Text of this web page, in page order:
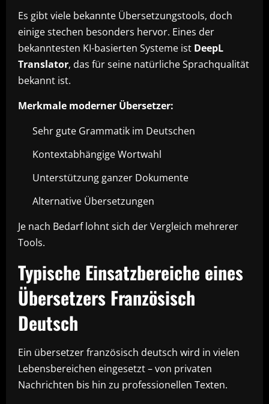
Es gibt viele bekannte Übersetzungstools, doch
einige stechen besonders hervor. Eines der
bekanntesten KI-basierten Systeme ist DeepL
Translator, das für seine natürliche Sprachqualität
bekannt ist.
Merkmale moderner Übersetzer:
Sehr gute Grammatik im Deutschen
Kontextabhängige Wortwahl
Unterstützung ganzer Dokumente
Alternative Übersetzungen
Je nach Bedarf lohnt sich der Vergleich mehrerer
Tools.
Typische Einsatzbereiche eines
Übersetzers Französisch
Deutsch
Ein übersetzer französisch deutsch wird in vielen
Lebensbereichen eingesetzt – von privaten
Nachrichten bis hin zu professionellen Texten.